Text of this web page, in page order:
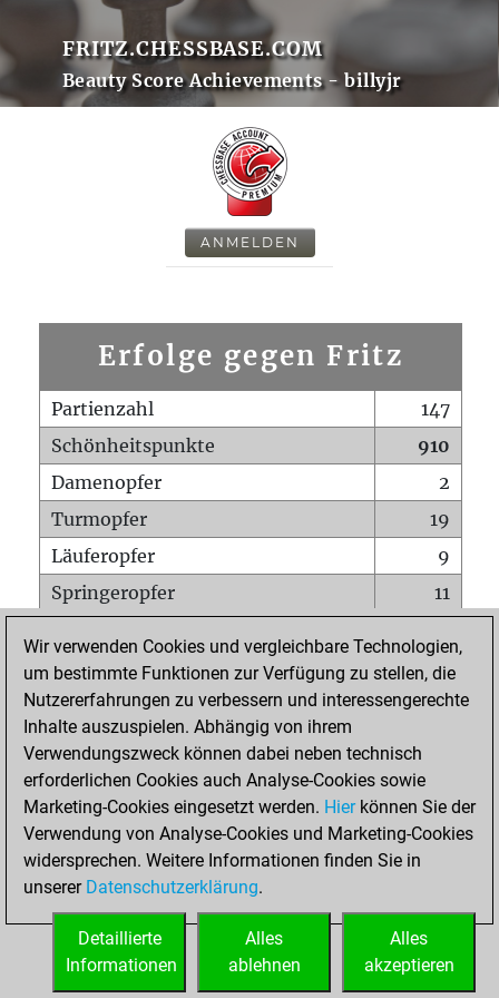
FRITZ.CHESSBASE.COM
Beauty Score Achievements - billyjr
ANMELDEN
Erfolge gegen Fritz
Partienzahl
147
Schönheitspunkte
910
Damenopfer
2
Turmopfer
19
Läuferopfer
9
Springeropfer
11
Matt auf vollem Brett
0
Bauer setzt Matt
0
Erstickte Matts
Unterverwandlungen
Türme auf der siebten
2
STARTSEITE
Wir verwenden Cookies und vergleichbare Technologien,
um bestimmte Funktionen zur Verfügung zu stellen, die
Nutzererfahrungen zu verbessern und interessengerechte
Inhalte auszuspielen. Abhängig von ihrem
Verwendungszweck können dabei neben technisch
erforderlichen Cookies auch Analyse-Cookies sowie
Marketing-Cookies eingesetzt werden. Hierkönnen Sie der
Verwendung von Analyse-Cookies und Marketing-Cookies
widersprechen. Weitere Informationen finden Sie in
unserer Datenschutzerklärung.
Alles
akzeptieren
Alles
ablehnen
Detaillierte
Informationen